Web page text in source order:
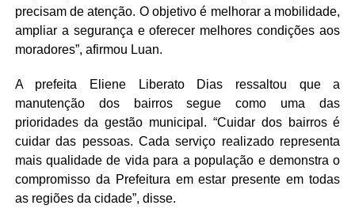
precisam de atenção. O objetivo é melhorar a mobilidade,
ampliar a segurança e oferecer melhores condições aos
moradores”, afirmou Luan.
A prefeita Eliene Liberato Dias ressaltou que a
manutenção dos bairros segue como uma das
prioridades da gestão municipal. “Cuidar dos bairros é
cuidar das pessoas. Cada serviço realizado representa
mais qualidade de vida para a população e demonstra o
compromisso da Prefeitura em estar presente em todas
as regiões da cidade”, disse.